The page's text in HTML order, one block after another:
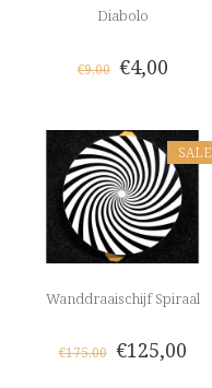
Diabolo
€9,00 €4,00
SALE
Wanddraaischijf Spiraal
€175,00 €125,00